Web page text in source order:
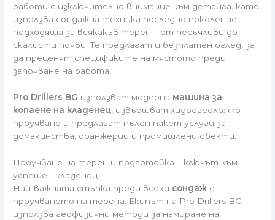
работи с изключително внимание към детайла, като
използва сондажна техника последно поколение,
подходяща за всякакъв терен – от песъчливи до
скалисти почви. Те предлагат и безплатен оглед, за
да преценят спецификите на мястото преди
започване на работа.
Pro Drillers BG използват модерна машина за
копаене на кладенец , извършват хидрогеоложко
проучване и предлагат пълен пакет услуги за
домакинства, оранжерии и промишлени обекти.
Проучване на терен и подготовка – ключът към
успешен кладенец
Най-важната стъпка преди всеки сондаж е
проучването на терена. Екипът на Pro Drillers BG
използва геофизични методи за намиране на